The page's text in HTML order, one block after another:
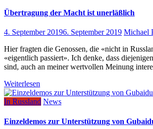
Übertragung der Macht ist unerläßlich
4. September 20196. September 2019 Michael
Hier fragten die Genossen, die «nicht in
«eigentlich passiert». Ich denke, dass
sind, auch an meiner wertvollen Meinung
Weiterlesen
In Russland News
Einzeldemos zur Unterstützung von